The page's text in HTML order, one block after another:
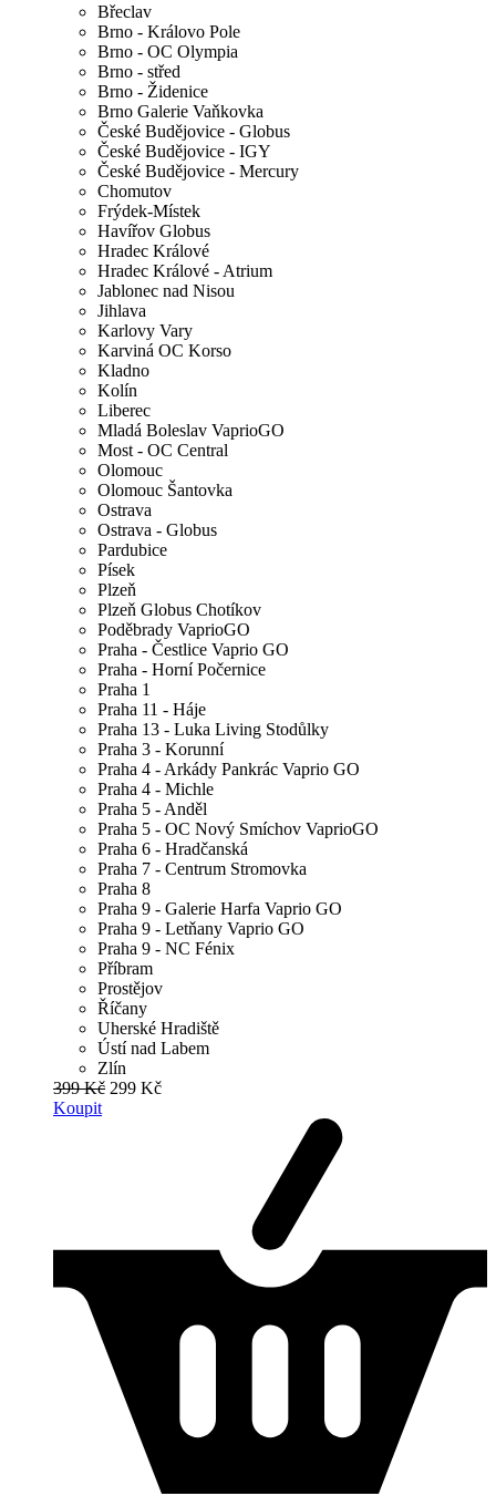
Břeclav
Brno - Královo Pole
Brno - OC Olympia
Brno - střed
Brno - Židenice
Brno Galerie Vaňkovka
České Budějovice - Globus
České Budějovice - IGY
České Budějovice - Mercury
Chomutov
Frýdek-Místek
Havířov Globus
Hradec Králové
Hradec Králové - Atrium
Jablonec nad Nisou
Jihlava
Karlovy Vary
Karviná OC Korso
Kladno
Kolín
Liberec
Mladá Boleslav VaprioGO
Most - OC Central
Olomouc
Olomouc Šantovka
Ostrava
Ostrava - Globus
Pardubice
Písek
Plzeň
Plzeň Globus Chotíkov
Poděbrady VaprioGO
Praha - Čestlice Vaprio GO
Praha - Horní Počernice
Praha 1
Praha 11 - Háje
Praha 13 - Luka Living Stodůlky
Praha 3 - Korunní
Praha 4 - Arkády Pankrác Vaprio GO
Praha 4 - Michle
Praha 5 - Anděl
Praha 5 - OC Nový Smíchov VaprioGO
Praha 6 - Hradčanská
Praha 7 - Centrum Stromovka
Praha 8
Praha 9 - Galerie Harfa Vaprio GO
Praha 9 - Letňany Vaprio GO
Praha 9 - NC Fénix
Příbram
Prostějov
Říčany
Uherské Hradiště
Ústí nad Labem
Zlín
399 Kč 299 Kč
Koupit